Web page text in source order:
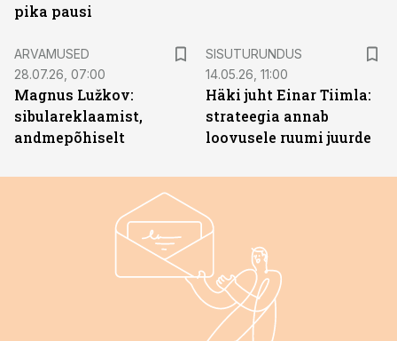
pika pausi
ARVAMUSED
28.07.26, 07:00
Magnus Lužkov:
sibulareklaamist,
andmepõhiselt
SISUTURUNDUS
14.05.26, 11:00
Häki juht Einar Tiimla:
strateegia annab
loovusele ruumi juurde